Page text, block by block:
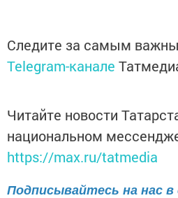
Следите за самым
Telegram-канале
Читайте новости
национальном
https://max.ru/tatmedia
Подписывайтесь на нас в